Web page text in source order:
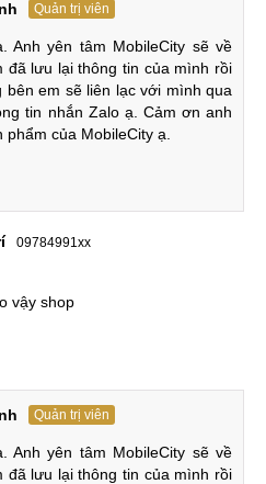
5 vs REDMI Turbo 5 Max
hoàn toàn vượt trội về mặt
và mạnh mẽ hơn hẳn. Tiếp
là một cách biệt rất lớn.
vs REDMI Turbo 4
chúng ta sẽ thấy những nâng
sở hữu viên pin lớn hơn nhiều,
trong khi thiết kế rất hoàn
5 vs REDMI Turbo 4
sang trọng lại cứng cáp hơn
của REDMI Turbo 5 vẫn giữ
Quản trị viên
Anh yên tâm MobileCity sẽ về
đã lưu lại thông tin của mình rồi
bên em sẽ liên lạc với mình qua
tin nhắn Zalo ạ. Cảm ơn anh
của MobileCity ạ.
09784991xx
vậy shop
Quản trị viên
Anh yên tâm MobileCity sẽ về
đã lưu lại thông tin của mình rồi